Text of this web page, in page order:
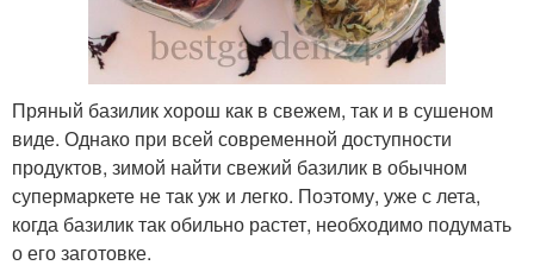
Пряный базилик хорош как в свежем, так и в сушеном
виде. Однако при всей современной доступности
продуктов, зимой найти свежий базилик в обычном
супермаркете не так уж и легко. Поэтому, уже с лета,
когда базилик так обильно растет, необходимо подумать
о его заготовке.